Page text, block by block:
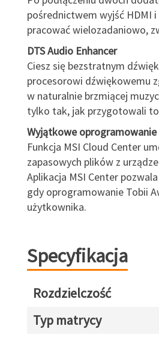
pośrednictwem wyjść HDMI
pracować wielozadaniowo,
DTS Audio Enhancer
Ciesz się bezstratnym
procesorowi dźwiękowemu
w naturalnie brzmiącej
tylko tak, jak przygotowali
Wyjątkowe oprogramowanie
Funkcja MSI Cloud Center
zapasowych plików z
Aplikacja MSI Center
gdy oprogramowanie Tobii
użytkownika.
Specyfikacja
Rozdzielczość
Typ matrycy